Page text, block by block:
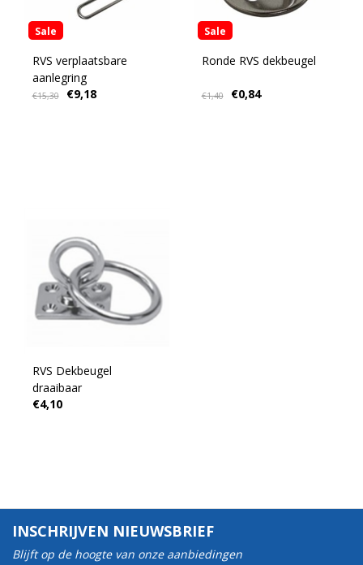
Sale
RVS verplaatsbare
aanlegring
€15,30 €9,18
Sale
Ronde RVS dekbeugel
€1,40 €0,84
RVS Dekbeugel
draaibaar
€4,10
INSCHRIJVEN NIEUWSBRIEF
Blijft op de hoogte van onze aanbiedingen